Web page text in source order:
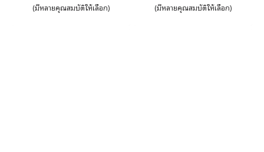
ทำความสะอาดง่าย พร้อมวาล์วกัน
(มีหลายคุณสมบัติให้เลือก)
ได้ดี แห้งไว กระชับเท้า ใส่แล้วไม่
(มีหลายคุณสมบัติให้เลือก)